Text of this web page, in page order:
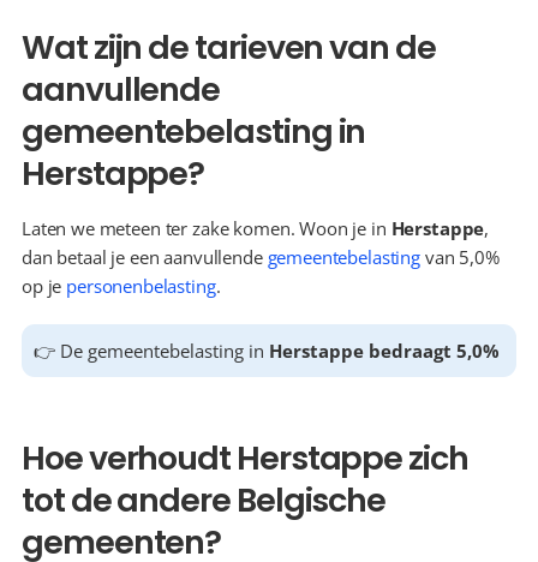
Wat zijn de tarieven van de
aanvullende
gemeentebelasting in
Herstappe?
Laten we meteen ter zake komen. Woon je in Herstappe,
dan betaal je een aanvullende gemeentebelasting van 5,0%
op je personenbelasting.
👉 De gemeentebelasting in Herstappe bedraagt 5,0%
Hoe verhoudt Herstappe zich
tot de andere Belgische
gemeenten?